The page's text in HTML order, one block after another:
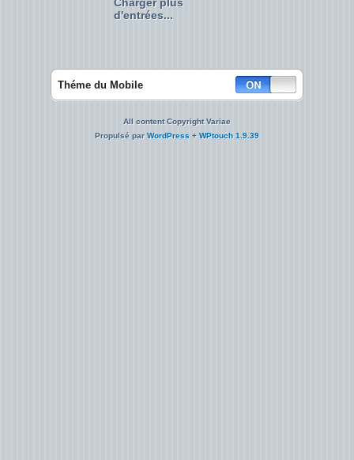
d'entrées...
Théme du Mobile
All content Copyright Variae
Propulsé parWordPress + WPtouch 1.9.39